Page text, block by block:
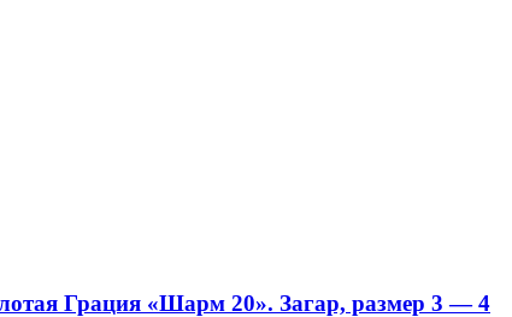
Грация «Шарм 20». Загар, размер 3 — 4